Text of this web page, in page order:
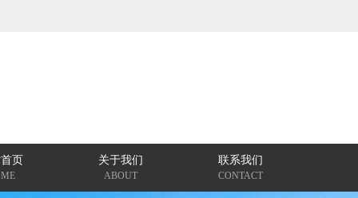
页 关于我们
ABOUT
联系我们
CONTACT